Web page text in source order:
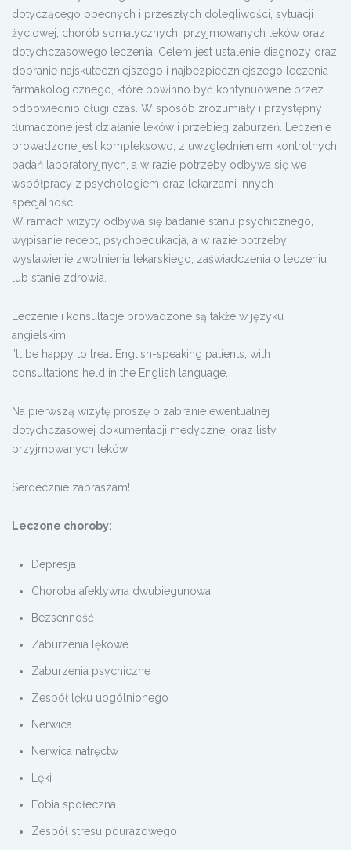
dotyczącego obecnych i przeszłych dolegliwości, sytuacji
życiowej, chorób somatycznych, przyjmowanych leków oraz
dotychczasowego leczenia. Celem jest ustalenie diagnozy oraz
dobranie najskuteczniejszego i najbezpieczniejszego leczenia
farmakologicznego, które powinno być kontynuowane przez
odpowiednio długi czas. W sposób zrozumiały i przystępny
tłumaczone jest działanie leków i przebieg zaburzeń. Leczenie
prowadzone jest kompleksowo, z uwzględnieniem kontrolnych
badań laboratoryjnych, a w razie potrzeby odbywa się we
współpracy z psychologiem oraz lekarzami innych
specjalności.
W ramach wizyty odbywa się badanie stanu psychicznego,
wypisanie recept, psychoedukacja, a w razie potrzeby
wystawienie zwolnienia lekarskiego, zaświadczenia o leczeniu
lub stanie zdrowia.
Leczenie i konsultacje prowadzone są także w języku
angielskim.
I’ll be happy to treat English-speaking patients, with
consultations held in the English language.
Na pierwszą wizytę proszę o zabranie ewentualnej
dotychczasowej dokumentacji medycznej oraz listy
przyjmowanych leków.
Serdecznie zapraszam!
Leczone choroby:
Depresja
Choroba afektywna dwubiegunowa
Bezsenność
Zaburzenia lękowe
Zaburzenia psychiczne
Zespół lęku uogólnionego
Nerwica
Nerwica natręctw
Lęki
Fobia społeczna
Zespół stresu pourazowego